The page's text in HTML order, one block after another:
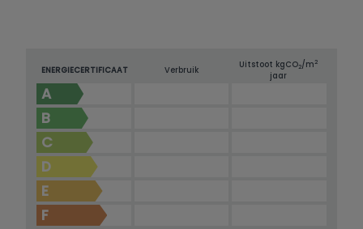
ENERGIECERTIFICAAT Verbruik
Uitstoot kgCO2/m2
jaar
A
B
C
D
E
F